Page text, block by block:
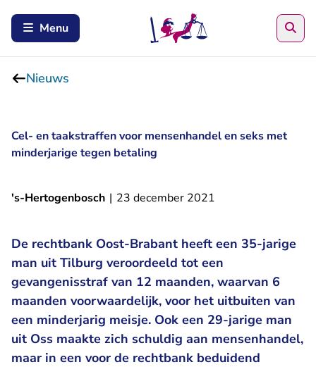
Menu
Nieuws
Cel- en taakstraffen voor mensenhandel en seks met
minderjarige tegen betaling
's-Hertogenbosch | 23 december 2021
De rechtbank Oost-Brabant heeft een 35-jarige
man uit Tilburg veroordeeld tot een
gevangenisstraf van 12 maanden, waarvan 6
maanden voorwaardelijk, voor het uitbuiten van
een minderjarig meisje. Ook een 29-jarige man
uit Oss maakte zich schuldig aan mensenhandel,
maar in een voor de rechtbank beduidend